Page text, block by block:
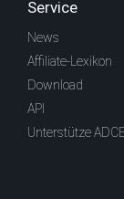
Service
News
Affiliate-Lexikon
Download
API
Unterstütze